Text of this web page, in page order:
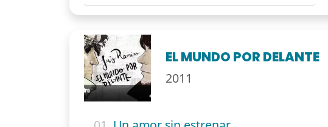
EL MUNDO POR DELANTE
2011